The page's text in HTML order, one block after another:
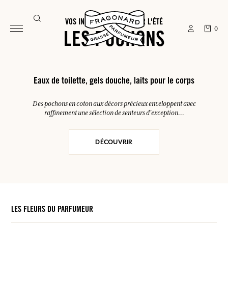
0
VOS INDISPENSABLES POUR L'ÉTÉ
LES POCHONS
Eaux de toilette, gels douche, laits pour le corps
Des pochons en coton aux décors précieux enveloppent avec
raffinement une sélection de senteurs d'exception...
DÉCOUVRIR
LES FLEURS DU PARFUMEUR